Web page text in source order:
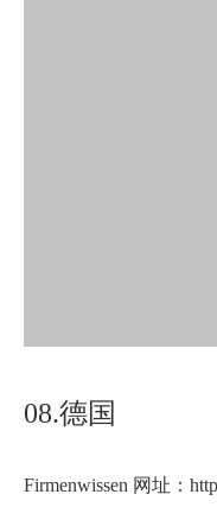
08.德国
Firmenwissen 网址：